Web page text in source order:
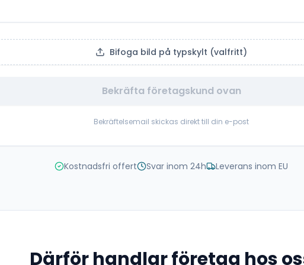
Bifoga bild på typskylt (valfritt)
Bekräfta företagskund ovan
Bekräftelsemail skickas direkt till din e-post
Kostnadsfri offert Svar inom 24h Leverans inom EU
Därför handlar företag hos